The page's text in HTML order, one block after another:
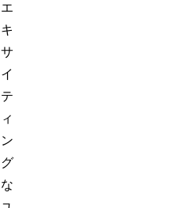
エ
キ
サ
イ
テ
ィ
ン
グ
な